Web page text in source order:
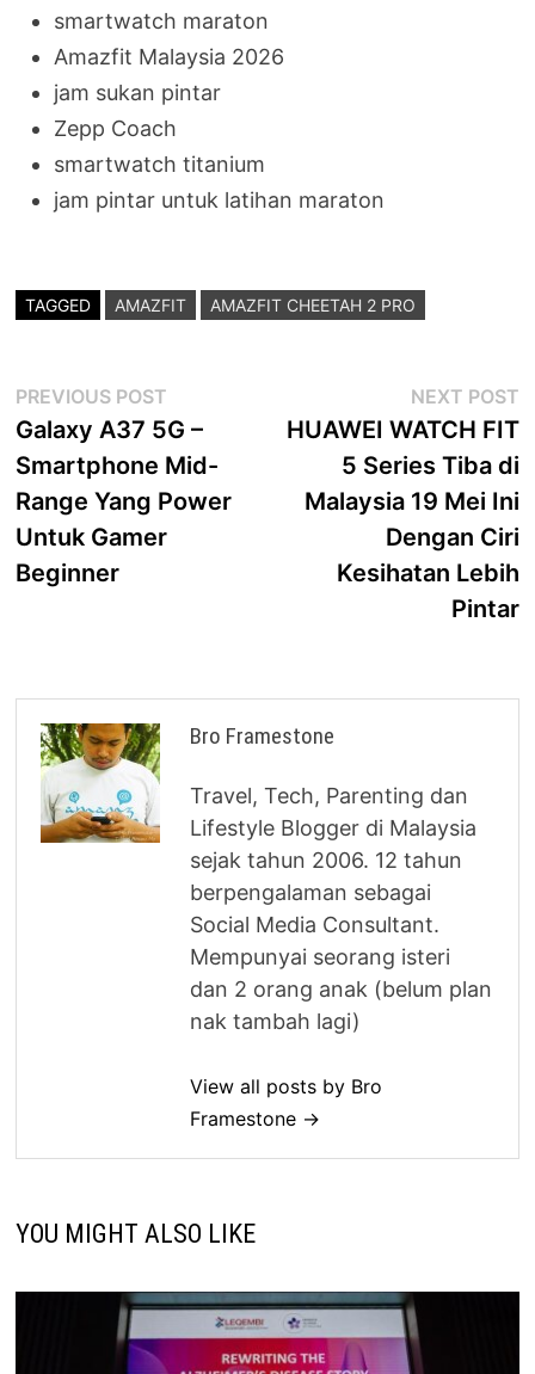
smartwatch maraton
Amazfit Malaysia 2026
jam sukan pintar
Zepp Coach
smartwatch titanium
jam pintar untuk latihan maraton
TAGGED AMAZFIT AMAZFIT CHEETAH 2 PRO
Post
navigation
PREVIOUS POST
post:
Galaxy A37 5G –
Smartphone Mid-
Range Yang Power
Untuk Gamer
Beginner
NEXT POST
HUAWEI WATCH FIT
5 Series Tiba di
Malaysia 19 Mei Ini
Dengan Ciri
Kesihatan Lebih
Pintar
Bro Framestone
Travel, Tech, Parenting dan
Lifestyle Blogger di Malaysia
sejak tahun 2006. 12 tahun
berpengalaman sebagai
Social Media Consultant.
Mempunyai seorang isteri
dan 2 orang anak (belum plan
nak tambah lagi)
View all posts by Bro
Framestone →
YOU MIGHT ALSO LIKE